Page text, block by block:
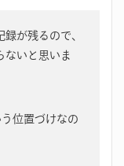
が残るので、
ないと思いま
位置づけなの